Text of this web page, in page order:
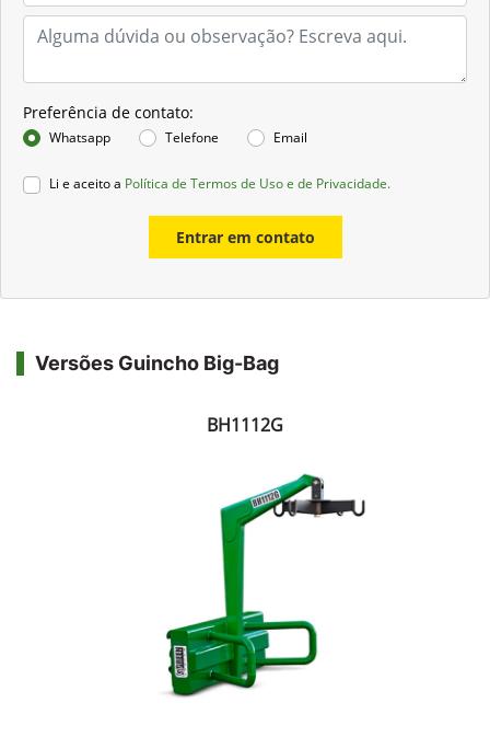
Preferência de contato:
Whatsapp Telefone Email
Li e aceito a Política de Termos de Uso e de Privacidade.
Entrar em contato
Versões Guincho Big-Bag
BH1112G